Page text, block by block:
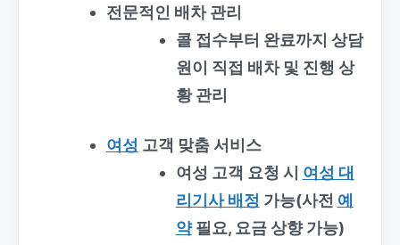
전문적인 배차 관리
콜 접수부터 완료까지 상담
원이 직접 배차 및 진행 상
황 관리
여성 고객 맞춤 서비스
여성 고객 요청 시 여성 대
리기사 배정 가능(사전 예
약필요, 요금 상향 가능)